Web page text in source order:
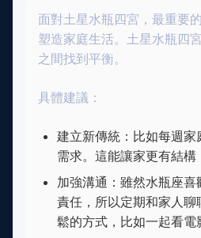
面對土星水瓶四宮，最重要
塑造家庭生活。土星水瓶四
之間找到平衡。
具體建議：
建立新傳統：比如每週
需求。這能讓家更有結構
加強溝通：雖然水瓶座
責任，所以定期和家人
鬆的方式，比如一起看電